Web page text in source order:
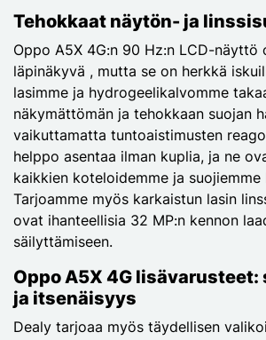
Tehokkaat näytön- ja
Oppo A5X 4G:n 90 Hz:n LCD-näyttö
läpinäkyvä , mutta se on herkkä
lasimme ja hydrogeelikalvomme
näkymättömän ja tehokkaan suojan
vaikuttamatta tuntoaistimusten
helppo asentaa ilman kuplia, ja ne
kaikkien koteloidemme ja suojiemme
Tarjoamme myös karkaistun lasin
ovat ihanteellisia 32 MP:n kennon
säilyttämiseen.
Oppo A5X 4G
ja itsenäisyys
Dealy tarjoaa myös täydellisen